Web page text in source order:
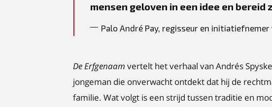
mensen geloven in een idee en
Palo André Pay, regisseur en initiatiefnemer
De Erfgenaam vertelt het verhaal van Andrés
jongeman die onverwacht ontdekt dat hij de
familie. Wat volgt is een strijd tussen traditie en